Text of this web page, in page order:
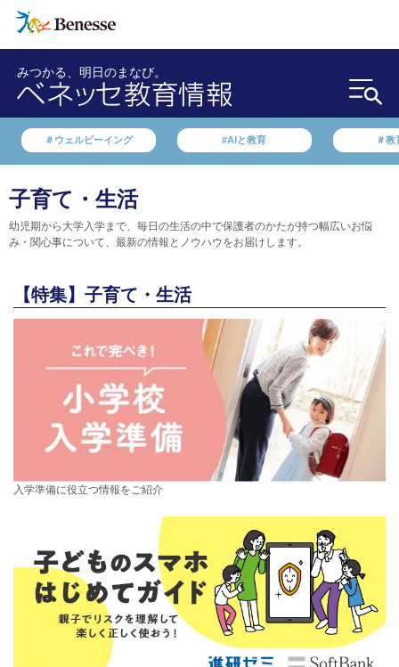
みつかる、明日のまなび。
＃ウェルビーイング #AIと教育 ＃教
子育て・生活
幼児期から大学入学まで、毎日の生活の中で保護者のかたが持つ幅広いお悩
み・関心事について、最新の情報とノウハウをお届けします。
【特集】子育て・生活
入学準備に役立つ情報をご紹介